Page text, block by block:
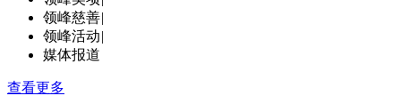
领峰慈善|
领峰活动|
媒体报道
查看更多